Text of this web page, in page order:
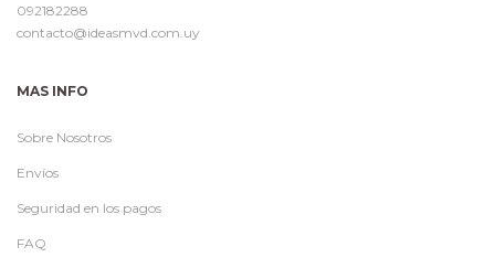
092182288
contacto@ideasmvd.com.uy
MAS INFO
Sobre Nosotros
Envíos
Seguridad en los pagos
FAQ